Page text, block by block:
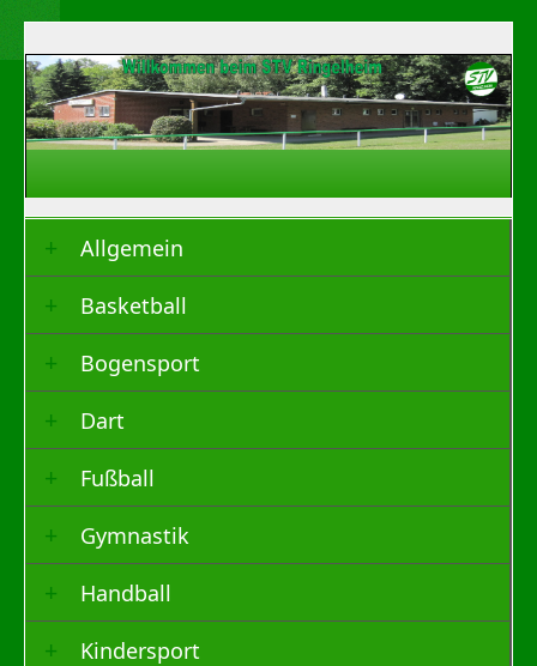
Allgemein
Basketball
Bogensport
Dart
Fußball
Gymnastik
Handball
Kindersport